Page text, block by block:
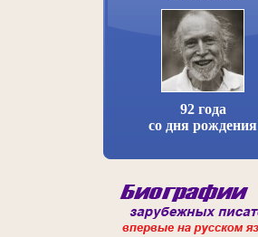
92 года
со дня рождения